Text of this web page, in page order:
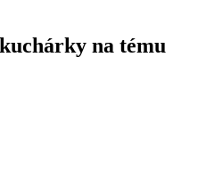
na tému